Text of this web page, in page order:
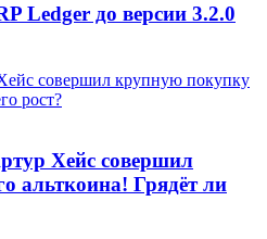
Ledger до версии 3.2.0
совершил крупную покупку
рост?
Хейс совершил
альткоина! Грядёт ли